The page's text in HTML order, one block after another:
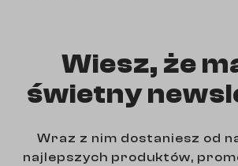
Wiesz, że
świetny
Wraz z nim dostaniesz od
najlepszych produktów,